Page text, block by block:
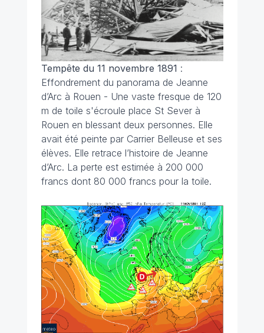
Tempête du 11 novembre 1891 :
Effondrement du panorama de Jeanne
d’Arc à Rouen - Une vaste fresque de 120
m de toile s'écroule place St Sever à
Rouen en blessant deux personnes. Elle
avait été peinte par Carrier Belleuse et ses
élèves. Elle retrace l’histoire de Jeanne
d’Arc. La perte est estimée à 200 000
francs dont 80 000 francs pour la toile.